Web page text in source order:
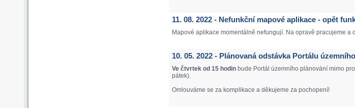
11. 08. 2022 - Nefunkční mapové aplikace - opět
Mapové aplikace momentálně nefungují. Na opravě pracujeme a
10. 05. 2022 - Plánovaná odstávka Portálu
Ve čtvrtek od 15 hodin bude Portál územního plánování mimo
pátek).
Omlouváme se za komplikace a děkujeme za pochopení!